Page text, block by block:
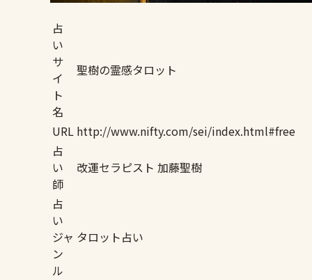
占
い
サ
イ
ト
名
聖樹の霊感タロット
URL http://www.nifty.com/sei/index.html#free
占
い
師
改運セラピスト 加藤聖樹
占
い
ジャ
ン
ル
タロット占い